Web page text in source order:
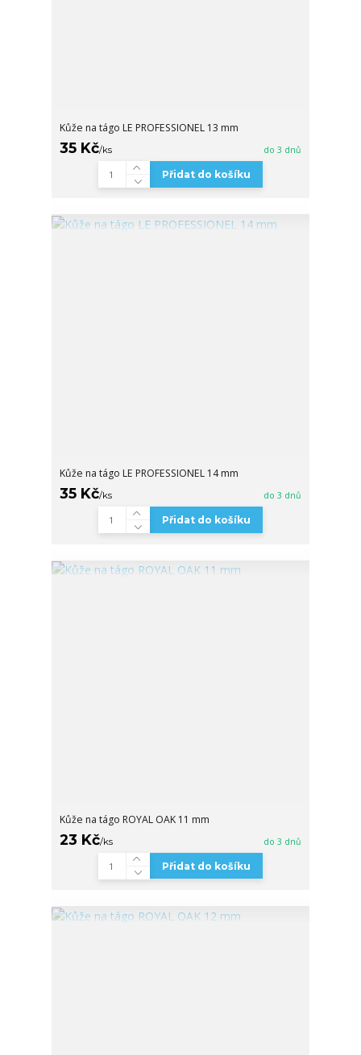
Kůže na tágo LE PROFESSIONEL 13 mm
35 Kč/ks do 3 dnů
Přidat do košíku
Kůže na tágo LE PROFESSIONEL 14 mm
35 Kč/ks do 3 dnů
Přidat do košíku
Kůže na tágo ROYAL OAK 11 mm
23 Kč/ks do 3 dnů
Přidat do košíku